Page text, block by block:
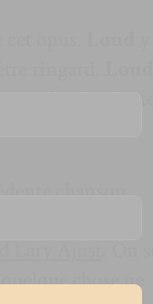
ringard.
production juste
chanson,
chose ne